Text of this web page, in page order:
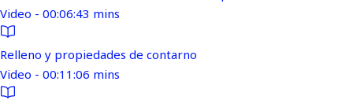
Video - 00:06:43 mins
Relleno y propiedades de contarno
Video - 00:11:06 mins